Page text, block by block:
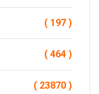
( 197 )
( 464 )
( 23870 )